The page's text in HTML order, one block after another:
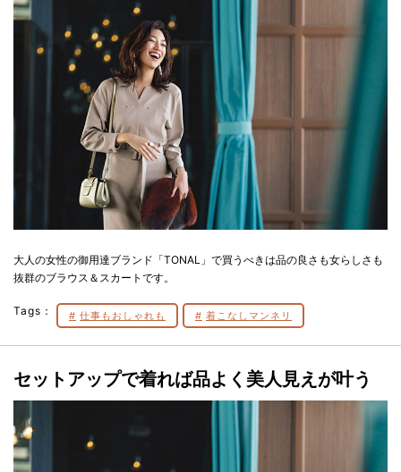
大人の女性の御用達ブランド「TONAL」で買うべきは品の良さも女らしさも
抜群のブラウス＆スカートです。
Tags： 仕事もおしゃれも 着こなしマンネリ
セットアップで着れば品よく美人見えが叶う